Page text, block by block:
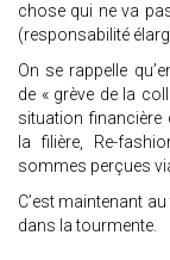
chose qui ne va
(responsabilité
On se rappelle
de « grève de la
situation financière
la filière, Re-
sommes perçues
C’est maintenant
dans la tourmente.